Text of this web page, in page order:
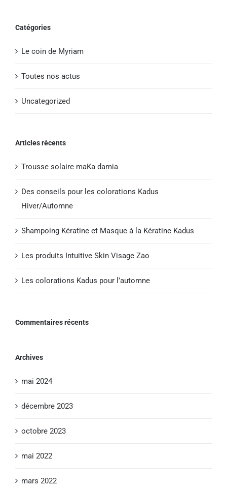
Catégories
Le coin de Myriam
Toutes nos actus
Uncategorized
Articles récents
Trousse solaire maKa damia
Des conseils pour les colorations Kadus
Hiver/Automne
Shampoing Kératine et Masque à la Kératine Kadus
Les produits Intuitive Skin Visage Zao
Les colorations Kadus pour l’automne
Commentaires récents
Archives
mai 2024
décembre 2023
octobre 2023
mai 2022
mars 2022